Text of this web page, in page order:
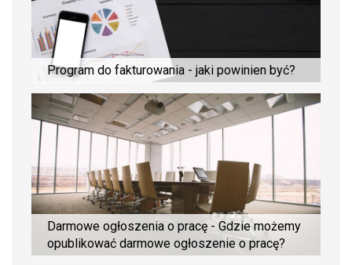
Program do fakturowania - jaki powinien być?
Darmowe ogłoszenia o pracę - Gdzie możemy
opublikować darmowe ogłoszenie o pracę?